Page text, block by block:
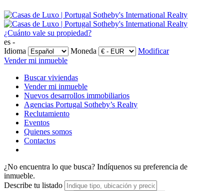
¿Cuánto vale su propiedad?
es -
Idioma
Moneda
Modificar
Vender mi inmueble
Buscar viviendas
Vender mi inmueble
Nuevos desarrollos immobiliarios
Agencias Portugal Sotheby’s Realty
Reclutamiento
Eventos
Quienes somos
Contactos
¿No encuentra lo que busca? Indíquenos su preferencia de
inmueble.
Describe tu listado